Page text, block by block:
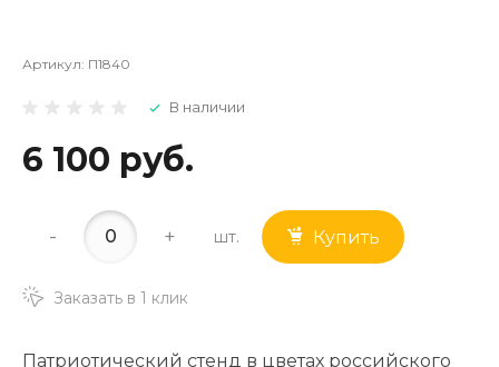
Артикул: П1840
В наличии
6 100 руб.
- + шт. Купить
Заказать в 1 клик
Патриотический стенд в цветах российского